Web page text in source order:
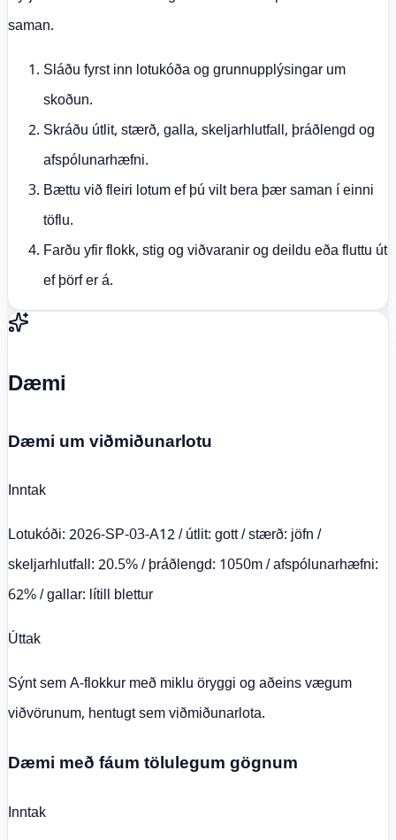
saman.
Sláðu fyrst inn lotukóða og grunnupplýsingar um
skoðun.
Skráðu útlit, stærð, galla, skeljarhlutfall, þráðlengd og
afspólunarhæfni.
Bættu við fleiri lotum ef þú vilt bera þær saman í einni
töflu.
Farðu yfir flokk, stig og viðvaranir og deildu eða fluttu út
ef þörf er á.
Dæmi
Dæmi um viðmiðunarlotu
Inntak
Lotukóði: 2026-SP-03-A12 / útlit: gott / stærð: jöfn /
skeljarhlutfall: 20.5% / þráðlengd: 1050m / afspólunarhæfni:
62% / gallar: lítill blettur
Úttak
Sýnt sem A-flokkur með miklu öryggi og aðeins vægum
viðvörunum, hentugt sem viðmiðunarlota.
Dæmi með fáum tölulegum gögnum
Inntak